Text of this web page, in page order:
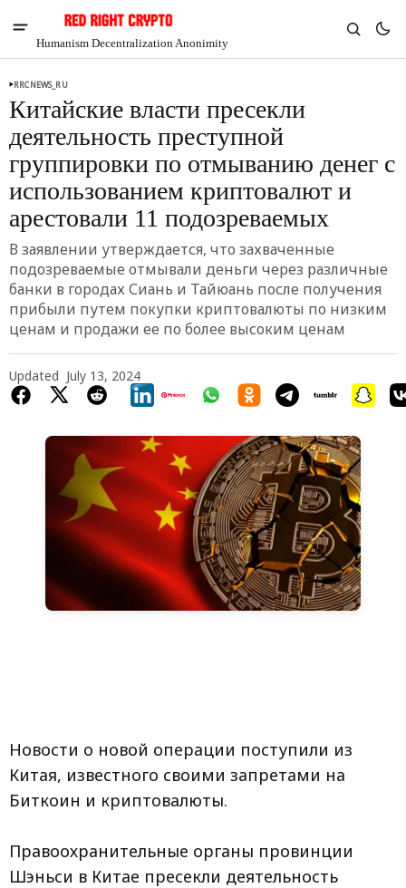
Humanism Decentralization Anonimity
Chia
$1.42
-5.36%
RRCNEWS_RU
Китайские власти пресекли
деятельность преступной
группировки по отмыванию денег с
использованием криптовалют и
арестовали 11 подозреваемых
В заявлении утверждается, что захваченные
подозреваемые отмывали деньги через различные
банки в городах Сиань и Тайюань после получения
прибыли путем покупки криптовалюты по низким
ценам и продажи ее по более высоким ценам
Updated July 13, 2024
Новости о новой операции поступили из
Китая, известного своими запретами на
Биткоин и криптовалюты.
Правоохранительные органы провинции
Шэньси в Китае пресекли деятельность